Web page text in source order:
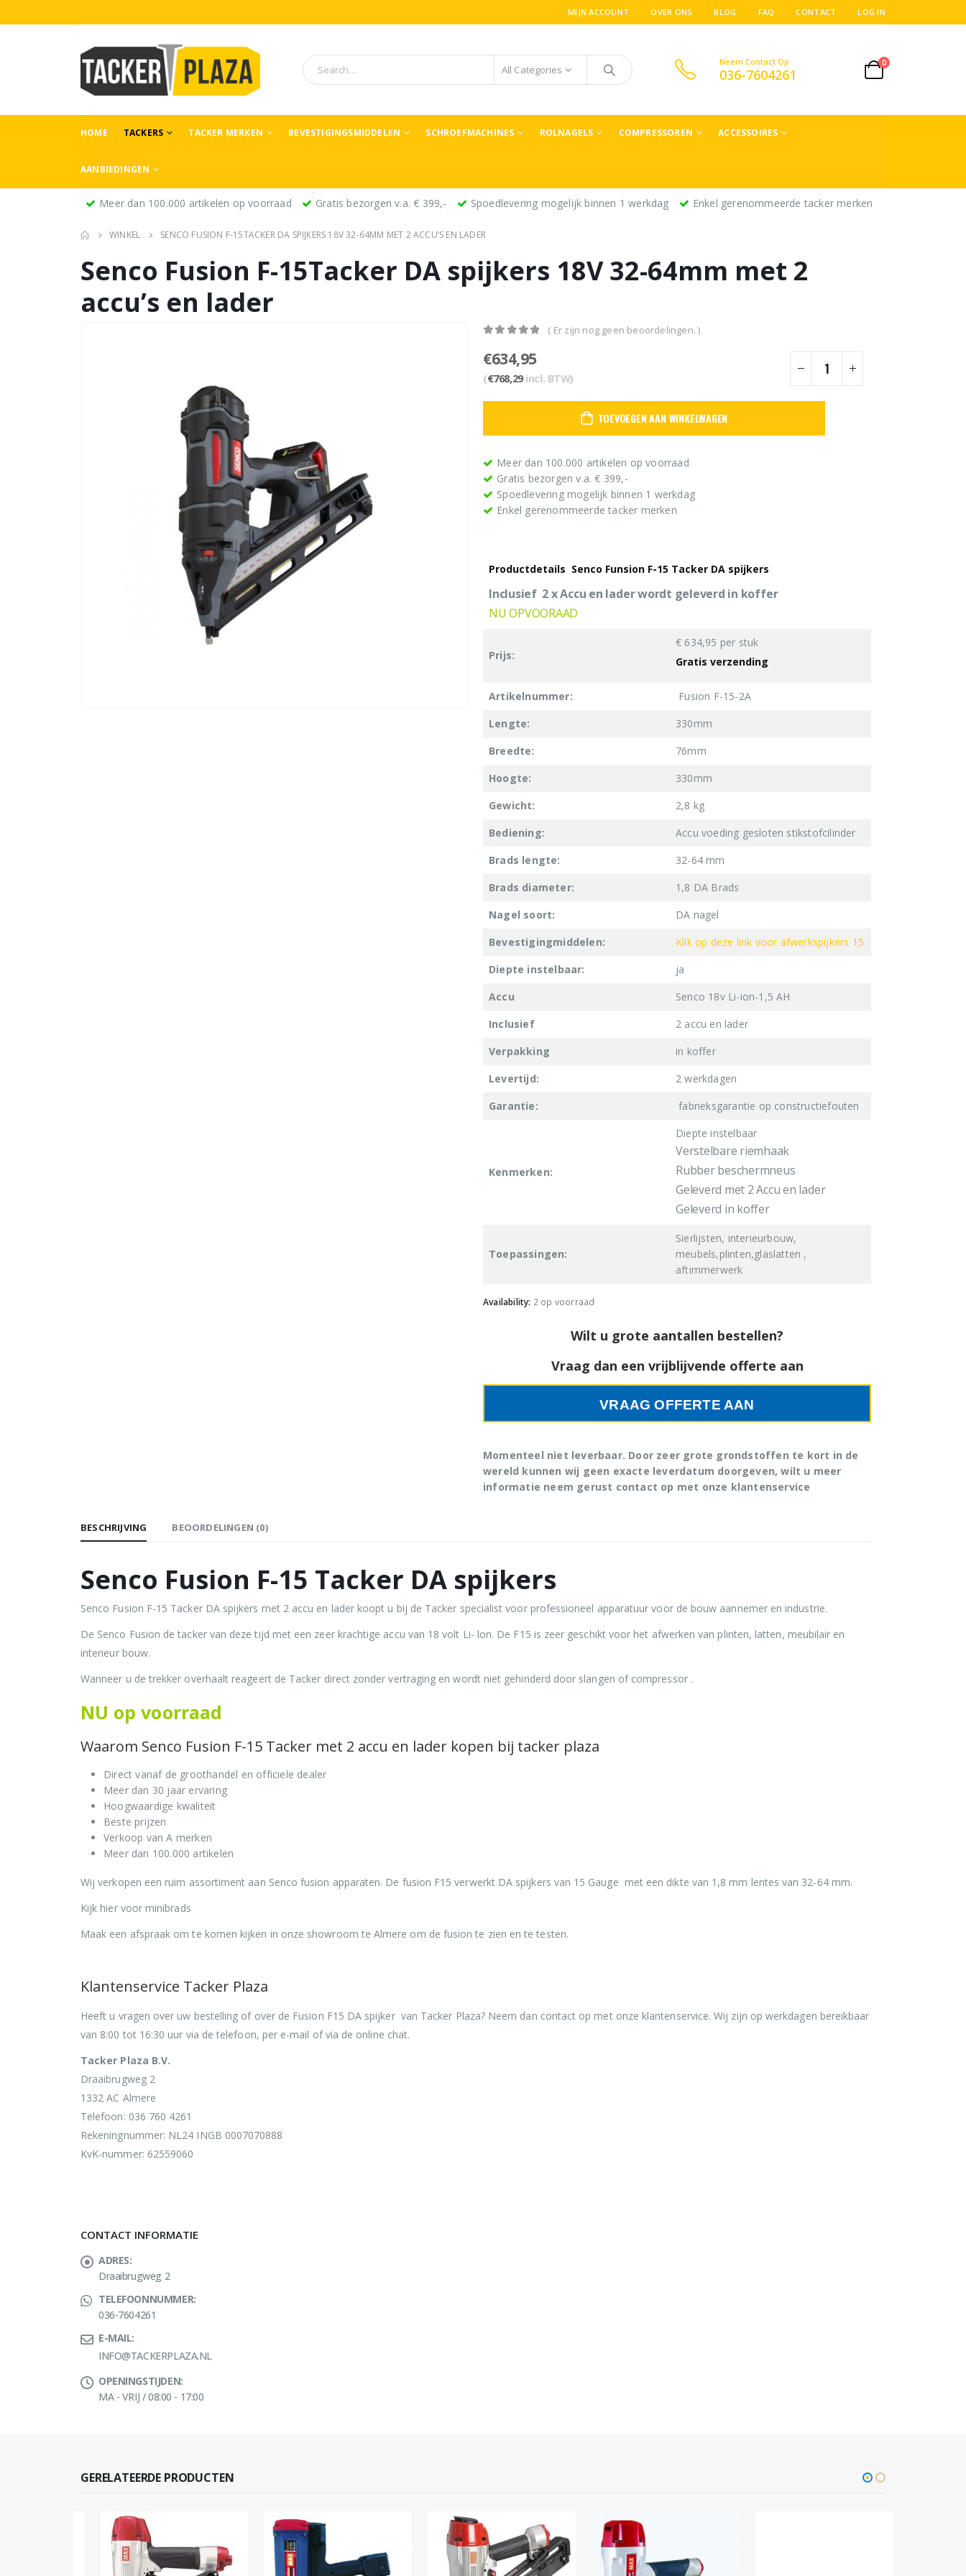
MIJN ACCOUNT OVER ONS BLOG FAQ CONTACT LOG IN
All Categories
Neem Contact Op
036-7604261
0
HOME TACKERS TACKER MERKEN BEVESTIGINGSMIDDELEN SCHROEFMACHINES ROLNAGELS COMPRESSOREN ACCESSOIRES
AANBIEDINGEN
Meer dan 100.000 artikelen op voorraad Gratis bezorgen v.a. € 399,- Spoedlevering mogelijk binnen 1 werkdag Enkel gerenommeerde tacker merken
WINKEL SENCO FUSION F-15TACKER DA SPIJKERS 18V 32-64MM MET 2 ACCU’S EN LADER
Senco Fusion F-15Tacker DA spijkers 18V 32-64mm met 2
accu’s en lader
( Er zijn nog geen beoordelingen. )
€634,95
(€768,29incl. BTW)
TOEVOEGEN AAN WINKELWAGEN
Meer dan 100.000 artikelen op voorraad
Gratis bezorgen v.a. € 399,-
Spoedlevering mogelijk binnen 1 werkdag
Enkel gerenommeerde tacker merken
Productdetails Senco Funsion F-15 Tacker DA spijkers
Inclusief 2 x Accu en lader wordt geleverd in koffer
NU OPVOORAAD
Prijs:
€ 634,95 per stuk
Gratis verzending
Artikelnummer:
Fusion F-15-2A
Lengte:
330mm
Breedte:
76mm
Hoogte:
330mm
Gewicht:
2,8 kg
Bediening:
Accu voeding gesloten stikstofcilinder
Brads lengte:
32-64 mm
Brads diameter:
1,8 DA Brads
Nagel soort:
DA nagel
Bevestigingmiddelen:
Klik op deze link voor afwerkspijkers 15
Diepte instelbaar:
ja
Accu
Senco 18v Li-ion-1,5 AH
Inclusief
2 accu en lader
Verpakking
in koffer
Levertijd:
2 werkdagen
Garantie:
fabrieksgarantie op constructiefouten
Kenmerken:
Diepte instelbaar
Verstelbare riemhaak
Rubber beschermneus
Geleverd met 2 Accu en lader
Geleverd in koffer
Toepassingen:
Sierlijsten, interieurbouw,
meubels,plinten,glaslatten ,
aftimmerwerk
Availability: 2 op voorraad
Wilt u grote aantallen bestellen?
Vraag dan een vrijblijvende offerte aan
VRAAG OFFERTE AAN
Momenteel niet leverbaar. Door zeer grote grondstoffen te kort in de
wereld kunnen wij geen exacte leverdatum doorgeven, wilt u meer
informatie neem gerust contact op met onze klantenservice
BESCHRIJVING BEOORDELINGEN (0)
Senco Fusion F-15 Tacker DA spijkers
Senco Fusion F-15 Tacker DA spijkers met 2 accu en lader koopt u bij de Tacker specialist voor professioneel apparatuur voor de bouw aannemer en industrie.
De Senco Fusion de tacker van deze tijd met een zeer krachtige accu van 18 volt Li- lon. De F15 is zeer geschikt voor het afwerken van plinten, latten, meubilair en
interieur bouw.
Wanneer u de trekker overhaalt reageert de Tacker direct zonder vertraging en wordt niet gehinderd door slangen of compressor .
NU op voorraad
Waarom Senco Fusion F-15 Tacker met 2 accu en lader kopen bij tacker plaza
Direct vanaf de groothandel en officiele dealer
Meer dan 30 jaar ervaring
Hoogwaardige kwaliteit
Beste prijzen
Verkoop van A merken
Meer dan 100.000 artikelen
Wij verkopen een ruim assortiment aan Senco fusion apparaten. De fusion F15 verwerkt DA spijkers van 15 Gauge met een dikte van 1,8 mm lentes van 32-64 mm.
Kijk hier voor minibrads
Maak een afspraak om te komen kijken in onze showroom te Almere om de fusion te zien en te testen.
Klantenservice Tacker Plaza
Heeft u vragen over uw bestelling of over de Fusion F15 DA spijker van Tacker Plaza? Neem dan contact op met onze klantenservice. Wij zijn op werkdagen bereikbaar
van 8:00 tot 16:30 uur via de telefoon, per e-mail of via de online chat.
Tacker Plaza B.V.
Draaibrugweg 2
1332 AC Almere
Telefoon: 036 760 4261
Rekeningnummer: NL24 INGB 0007070888
KvK-nummer: 62559060
CONTACT INFORMATIE
ADRES:
Draaibrugweg 2
TELEFOONNUMMER:
036-7604261
E-MAIL:
INFO@TACKERPLAZA.NL
OPENINGSTIJDEN:
MA - VRIJ / 08:00 - 17:00
GERELATEERDE PRODUCTEN